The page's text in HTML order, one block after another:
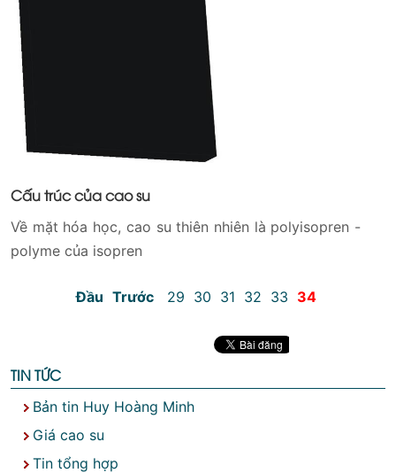
Cấu trúc của cao su
Về mặt hóa học, cao su thiên nhiên là polyisopren -
polyme của isopren
Đầu Trước 29 30 31 32 33 34
TIN TỨC
Bản tin Huy Hoàng Minh
Giá cao su
Tin tổng hợp